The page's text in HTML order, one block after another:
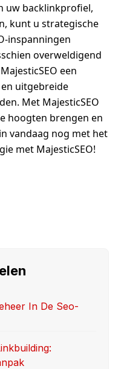
uw backlinkprofiel,
kunt u strategische
inspanningen
overweldigend
een
uitgebreide
Met MajesticSEO
hoogten brengen en
vandaag nog met het
met MajesticSEO!
In De Seo-